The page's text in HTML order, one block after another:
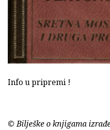
Info u pripremi !
© Bilješke o knjigama